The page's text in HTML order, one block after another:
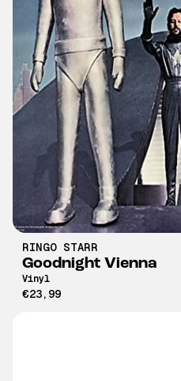
RINGO STARR
Goodnight Vienna
Vinyl
€23,99